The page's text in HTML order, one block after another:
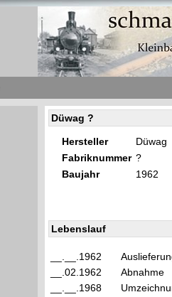
Düwag ?
Hersteller Düwag
Fabriknummer ?
Baujahr
1962
Lebenslauf
__.__.1962
__.02.1962
Abnahme
__.__.1968